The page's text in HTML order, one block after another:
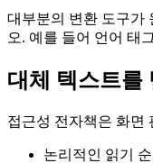
대부분의 변환 도구가
오. 예를 들어 언어 태
대체 텍스트를
접근성 전자책은 화면
논리적인 읽기 순